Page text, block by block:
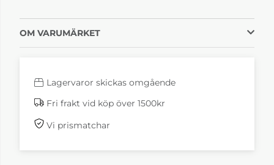
OM VARUMÄRKET
Lagervaror skickas omgående
Fri frakt vid köp över 1500kr
Vi prismatchar